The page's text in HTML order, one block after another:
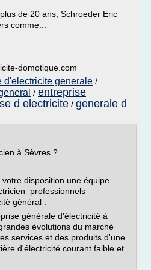
de 20 ans, Schroeder Eric
comme...
domotique.com
d'electricite generale /
/ entreprise
d electricite / generale d
à Sèvres ?
disposition une équipe
professionnels
général .
générale d'électricité à
évolutions du marché
services et des produits d'une
d'électricité courant faible et